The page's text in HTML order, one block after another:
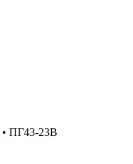
• ПГ43-23В